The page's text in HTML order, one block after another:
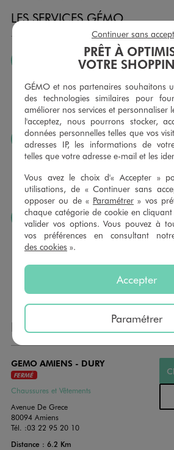
LES SERVICES GÉMO
JE PEUX CHANGER D’AVIS
remboursement pour tout article
sous 30 jours, sur simple
dans tous les magasins GÉMO.
JE PEUX FAIRE RETOUCHER MES
Ourlets, ceintures… vous avez la
sont à votre disposition sur simple
conditions en magasins.
J’AIME FAIRE PLAISIR
Nous vous proposons des cartes
montant au choix entre 10€ et
GÉMO sont valables 1 an,
dans de jolies enveloppes pour
NOS AUTRES MAGASINS
GEMO AMIENS - DURY
FERMÉ
Chaussures et Vêtements
Avenue De Grece
80094 Amiens
Tél. :03 22 95 20 10
Distance : 6.2 Km
PRÊT À
VOTRE
GÉMO et nos partenaires souhaitons
des technologies similaires pour
améliorer nos services et personnaliser
l'acceptez, nous pourrons stocker,
données personnelles telles que vos
adresses IP, les informations de
telles que votre adresse e-mail et les
Vous avez le choix d'« Accepter »
utilisations, de « Continuer sans
opposer ou de « Paramétrer » vos
chaque catégorie de cookie en
valider vos options. Vous pouvez à
vos préférences en consultant
des cookies ».
Accepter
Paramétrer
Continuer sans